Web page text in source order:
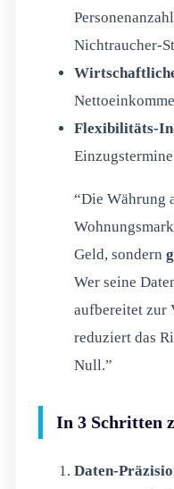
Nichtraucher-
Flexibilitäts-
“Die Währung
Geld, sondern
Wer seine
aufbereitet zur
reduziert das
Null.”
In 3 Schritten
Daten-